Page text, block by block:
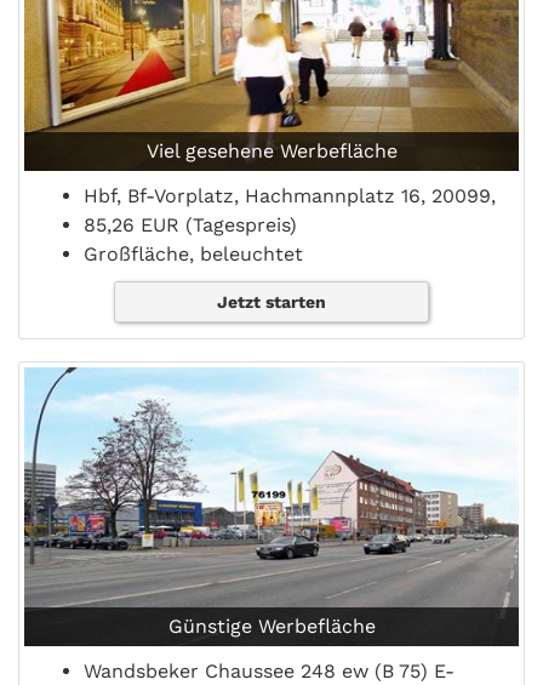
Viel gesehene Werbefläche
Hbf, Bf-Vorplatz, Hachmannplatz 16, 20099,
85,26 EUR (Tagespreis)
Großfläche, beleuchtet
Jetzt starten
Günstige Werbefläche
Wandsbeker Chaussee 248 ew (B 75) E-